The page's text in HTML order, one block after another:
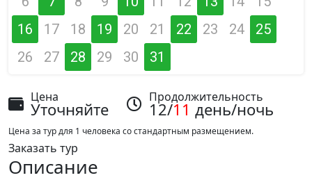
16
17 18 19 20 21 22 23 24
25
26
27 28 29 30 31
Цена
Уточняйте
Продолжительность
12/11 день/ночь
Цена за тур для 1 человека со стандартным размещением.
Заказать тур
Описание